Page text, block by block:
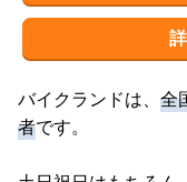
バイクランドは、 全
者です。